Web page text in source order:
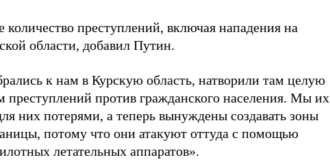
преступлений, включая нападения на
области, добавил Путин.
к нам в Курскую область, натворили там целую
преступлений против гражданского населения. Мы их
них потерями, а теперь вынуждены создавать зоны
потому что они атакуют оттуда с помощью
летательных аппаратов».